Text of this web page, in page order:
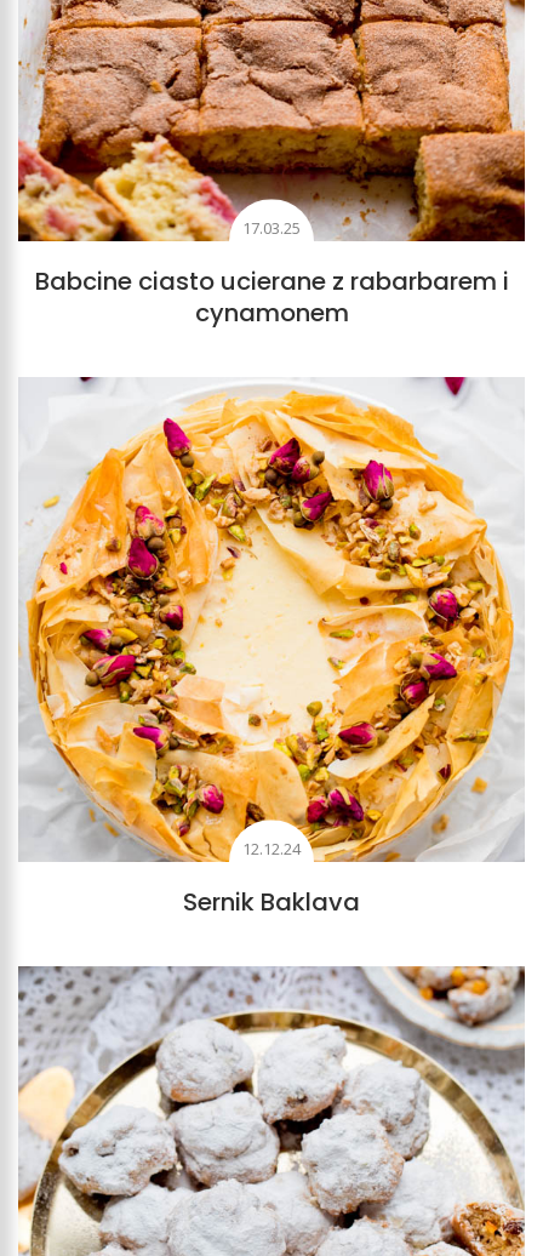
17.03.25
Babcine ciasto ucierane z rabarbarem i
cynamonem
12.12.24
Sernik Baklava